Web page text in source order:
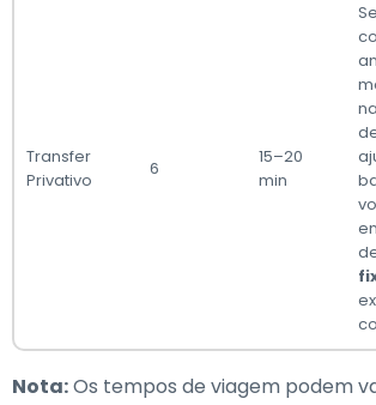
Transfer
Privativo
6
15–20
min
Nota:Os tempos de viagem podem